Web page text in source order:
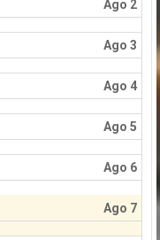
Ago 2
Ago 3
Ago 4
Ago 5
Ago 6
Ago 7